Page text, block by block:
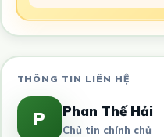
THÔNG TIN LIÊN HỆ
P Phan Thế Hải
Chủ tin chính chủ